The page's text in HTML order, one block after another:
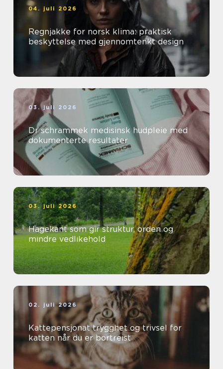
04. juli 2026
Regnjakke for norsk klima: praktisk
beskyttelse med gjennomtenkt design
03. juli 2026
Dr schrammek medisinsk hudpleie med
dokumenterte resultater
03. juli 2026
Hagekant som gir struktur, orden og
mindre vedlikehold
02. juli 2026
Kattepensjonat trygghet og trivsel for
katten når du er bortreist